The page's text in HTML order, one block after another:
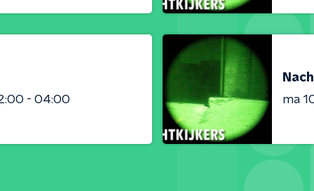
- 04:00
ma